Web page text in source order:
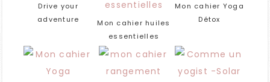
Drive your
adventure
Mon cahier huiles
essentielles
Mon cahier Yoga
Détox